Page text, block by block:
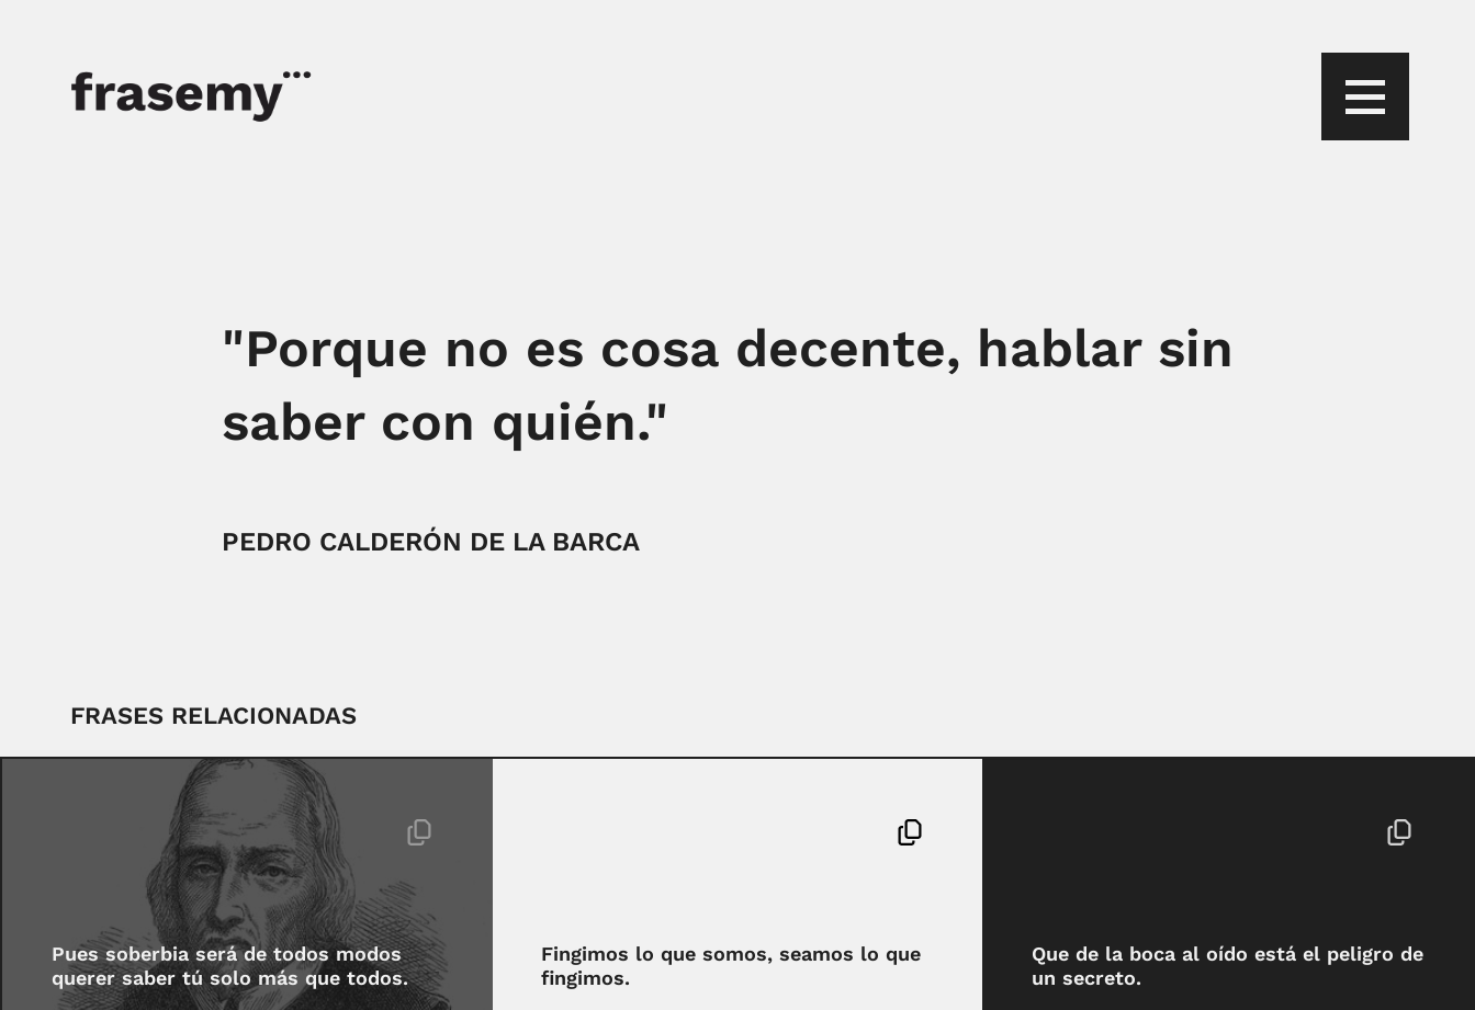
"Porque no es cosa decente, hablar sin
saber con quién."
PEDRO CALDERÓN DE LA BARCA
FRASES RELACIONADAS
Pues soberbia será de todos modos
querer saber tú solo más que todos.
Fingimos lo que somos, seamos lo que
fingimos.
Que de la boca al oído está el peligro de
un secreto.